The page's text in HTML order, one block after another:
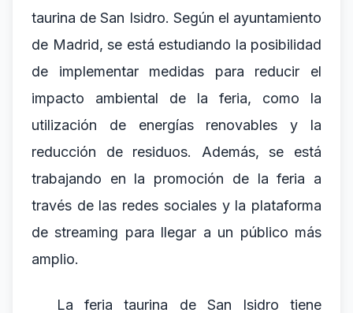
taurina de San Isidro. Según el ayuntamiento
de Madrid, se está estudiando la posibilidad
de implementar medidas para reducir el
impacto ambiental de la feria, como la
utilización de energías renovables y la
reducción de residuos. Además, se está
trabajando en la promoción de la feria a
través de las redes sociales y la plataforma
de streaming para llegar a un público más
amplio.
La feria taurina de San Isidro tiene